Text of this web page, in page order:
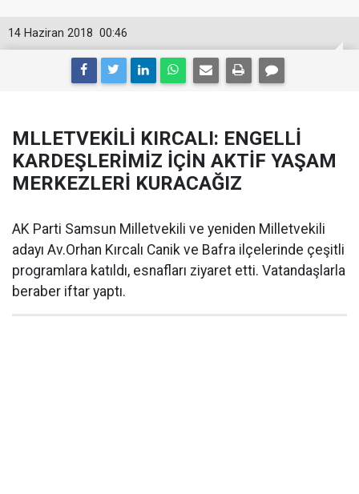
00:46
14 Haziran 2018
MLLETVEKİLİ KIRCALI: ENGELLİ
KARDEŞLERİMİZ İÇİN AKTİF YAŞAM
MERKEZLERİ KURACAĞIZ
AK Parti Samsun Milletvekili ve yeniden Milletvekili
adayı Av.Orhan Kırcalı Canik ve Bafra ilçelerinde çeşitli
programlara katıldı, esnafları ziyaret etti. Vatandaşlarla
beraber iftar yaptı.